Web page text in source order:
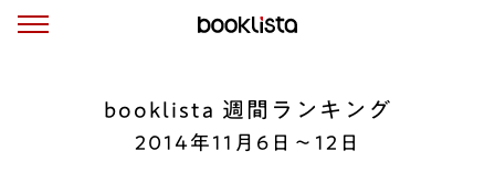
booklista 週間ランキング
2014年11月6日～12日